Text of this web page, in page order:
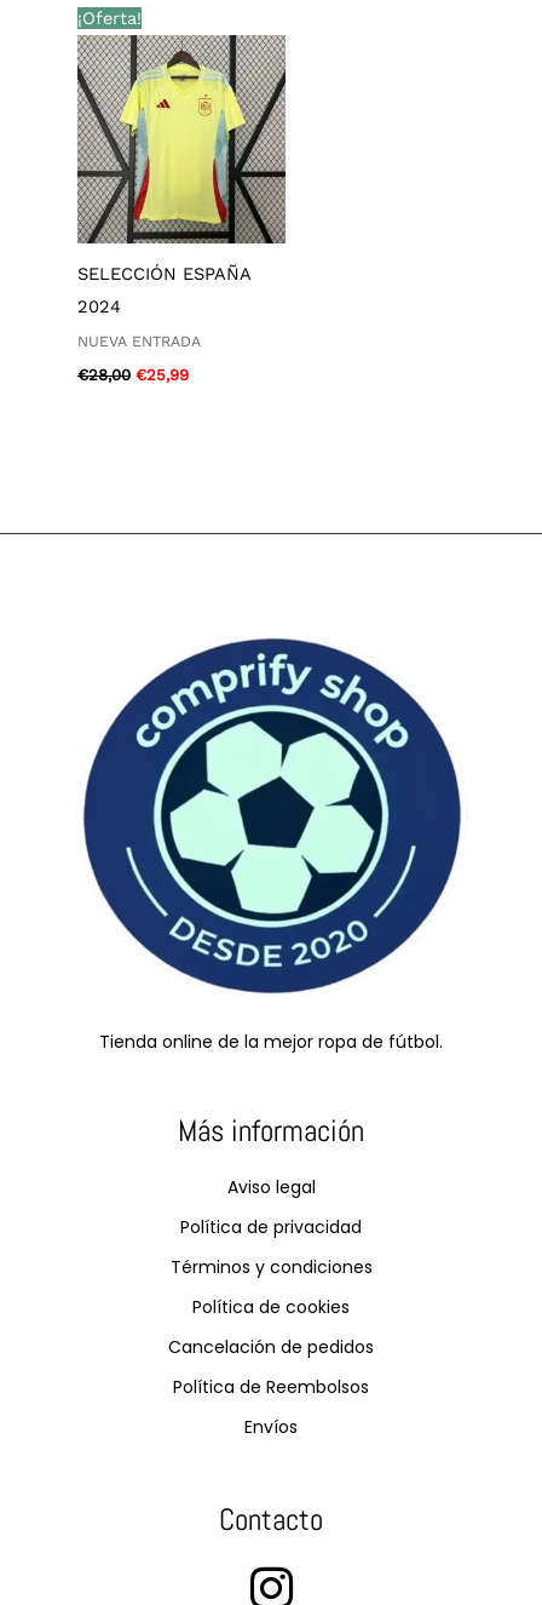
¡Oferta!
SELECCIÓN ESPAÑA
2024
NUEVA ENTRADA
€28,00
El
precio
original
era:
€28,00.
€25,99
precio
actual
es:
€25,99.
Tienda online de la mejor ropa de fútbol.
Más información
Aviso legal
Política de privacidad
Términos y condiciones
Política de cookies
Cancelación de pedidos
Política de Reembolsos
Envíos
Contacto